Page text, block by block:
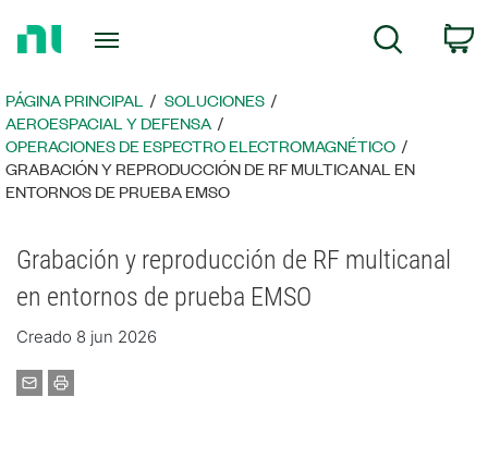
página
principal
Búsqueda
PÁGINA PRINCIPAL
SOLUCIONES
AEROESPACIAL Y DEFENSA
OPERACIONES DE ESPECTRO ELECTROMAGNÉTICO
GRABACIÓN Y REPRODUCCIÓN DE RF MULTICANAL EN
ENTORNOS DE PRUEBA EMSO
​​​Grabación y reproducción de RF multicanal
en entornos de prueba EMSO
Creado 8 jun 2026